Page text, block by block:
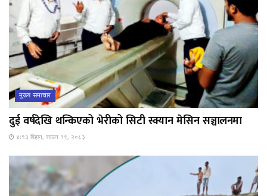
मुख्य समाचार
दुई वर्षदेखि थन्किएको भेरीको सिटी स्क्यान मेसिन सञ्चालनमा
४:१३ बिहान, साउन १९, २०८३